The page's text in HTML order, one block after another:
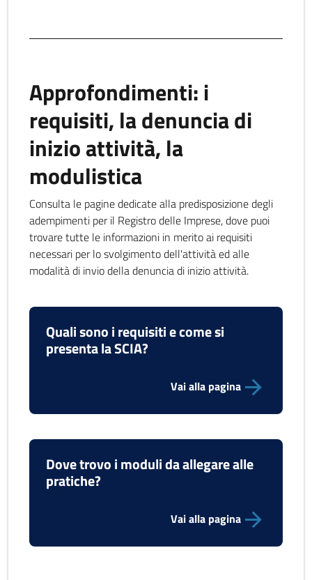
Approfondimenti: i
requisiti, la denuncia di
inizio attività, la
modulistica
Consulta le pagine dedicate alla predisposizione degli
adempimenti per il Registro delle Imprese, dove puoi
trovare tutte le informazioni in merito ai requisiti
necessari per lo svolgimento dell'attività ed alle
modalità di invio della denuncia di inizio attività.
Quali sono i requisiti e come si
presenta la SCIA?
Vai alla pagina
Dove trovo i moduli da allegare alle
pratiche?
Vai alla pagina